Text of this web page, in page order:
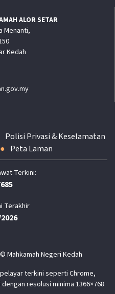
ALOR SETAR
Menanti,
Kedah
Polisi Privasi & Keselamatan
Peta Laman
Terakhir
Mahkamah Negeri Kedah
terkini seperti Chrome,
resolusi minima 1366×768